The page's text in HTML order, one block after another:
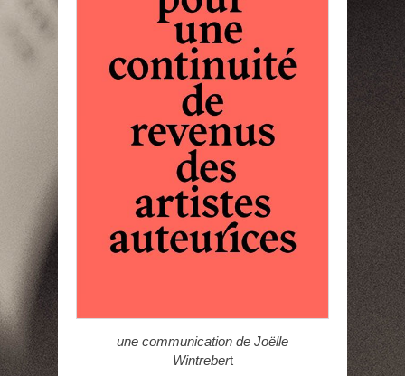
une communication de Joëlle
Wintrebert